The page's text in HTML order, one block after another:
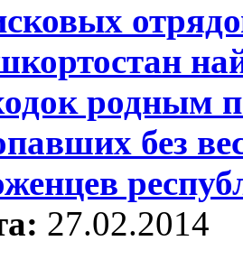
родным
без
27.02.2014